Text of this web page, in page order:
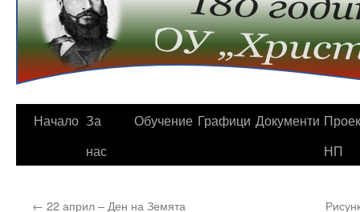
Начало За
нас
Обучение Графици Документи
НП
← 22 април – Ден на Земята